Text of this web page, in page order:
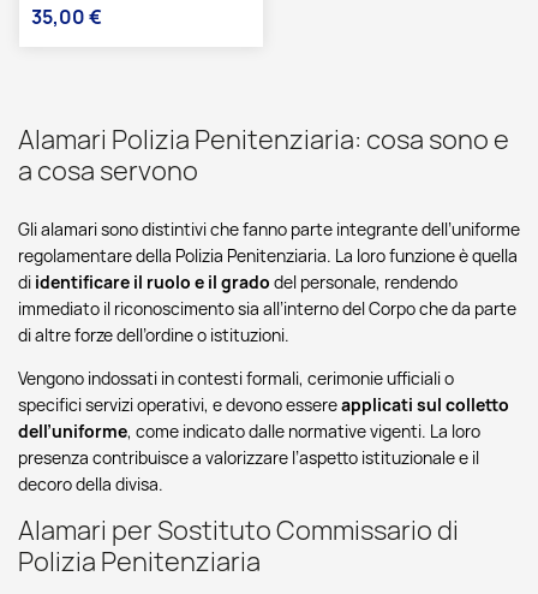
Prezzo
35,00 €
Alamari Polizia Penitenziaria: cosa sono e
a cosa servono
Gli alamari sono distintivi che fanno parte integrante dell’uniforme
regolamentare della Polizia Penitenziaria. La loro funzione è quella
di identificare il ruolo e il grado del personale, rendendo
immediato il riconoscimento sia all’interno del Corpo che da parte
di altre forze dell’ordine o istituzioni.
Vengono indossati in contesti formali, cerimonie ufficiali o
specifici servizi operativi, e devono essereapplicati sul colletto
dell’uniforme, come indicato dalle normative vigenti. La loro
presenza contribuisce a valorizzare l’aspetto istituzionale e il
decoro della divisa.
Alamari per Sostituto Commissario di
Polizia Penitenziaria